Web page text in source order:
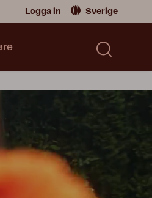
Logga in Sverige
Återförsäljare
Frankrike| France
Byt till Privatperson